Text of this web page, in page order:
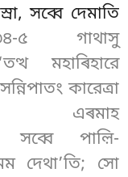
সব্বে দেমাতি
৫ গাথাসু
মহাৰিহারে
কারেত্ৰা
এৰমাহ
সব্বে পাল়ি-
দেথা’তি; সো